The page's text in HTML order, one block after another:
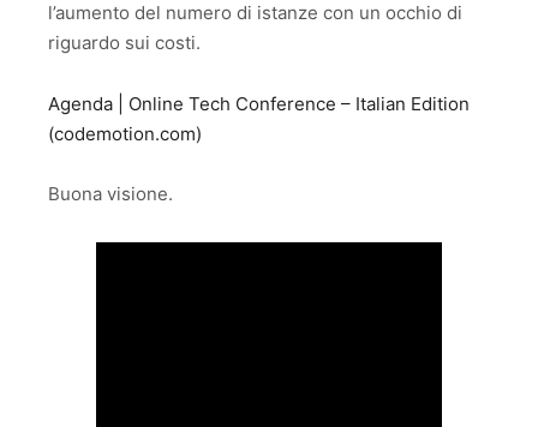
l’aumento del numero di istanze con un occhio di
riguardo sui costi.
Agenda | Online Tech Conference – Italian Edition
(codemotion.com)
Buona visione.